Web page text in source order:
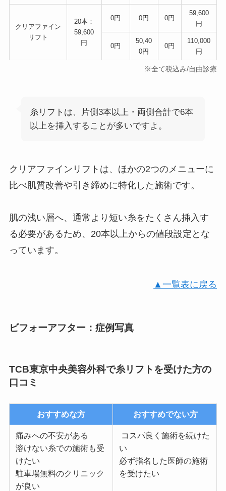
クリアファイン
リフト
20本：
59,600
円
0円 0円 0円
59,600
円
0円
50,40
0円
0円
110,000
円
※全て税込み/自由診療
糸リフトは、片側3本以上・両側合計で6本
以上を挿入することが多いですよ。
クリアファインリフトは、ほかの2つのメニューに
比べ肌質改善や引き締めに特化した施術です。
肌の浅い層へ、通常より短い糸をたくさん挿入す
る必要があるため、20本以上からの値段設定とな
っています。
▲一覧表に戻る
ビフォーアフター：症例写真
TCB東京中央美容外科で糸リフトを受けた方の
口コミ
おすすめな方 おすすめでない方
痛みへの不安がある
溶けない糸での施術も受
けたい
駐車場無料のクリニック
が良い
コスパ良く施術を続けた
い
必ず指名した医師の施術
を受けたい